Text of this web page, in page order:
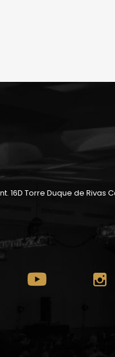
16D Torre Duque de Rivas